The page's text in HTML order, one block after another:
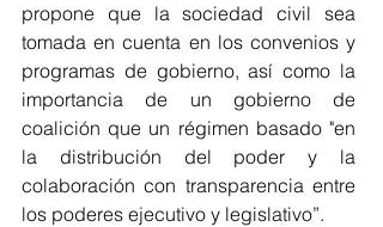
propone que la sociedad civil sea
tomada en cuenta en los convenios y
programas de gobierno, así como la
importancia de un gobierno de
coalición que un régimen basado "en
la distribución del poder y la
colaboración con transparencia entre
los poderes ejecutivo y legislativo”.